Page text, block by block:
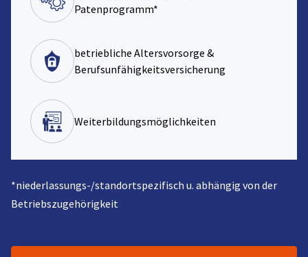
Patenprogramm*
betriebliche Altersvorsorge &
Berufsunfähigkeitsversicherung
Weiterbildungsmöglichkeiten
*niederlassungs-/standortspezifisch u. abhängig von der
Betriebszugehörigkeit